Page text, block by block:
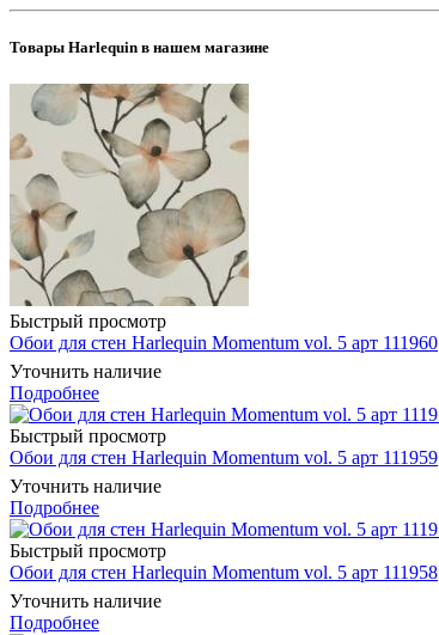
Товары Harlequin в нашем магазине
Быстрый просмотр
Обои для стен Harlequin Momentum vol. 5 арт 111960
Уточнить наличие
Подробнее
Быстрый просмотр
Обои для стен Harlequin Momentum vol. 5 арт 111959
Уточнить наличие
Подробнее
Быстрый просмотр
Обои для стен Harlequin Momentum vol. 5 арт 111958
Уточнить наличие
Подробнее